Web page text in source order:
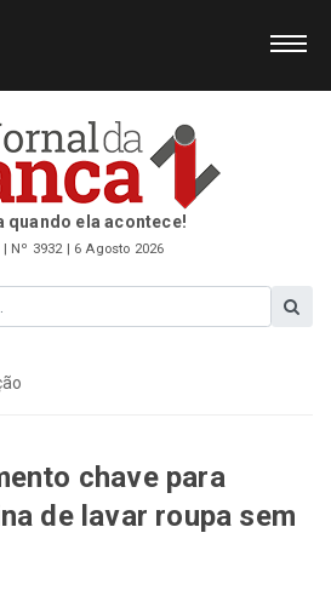
quando ela acontece!
Nº 3932 | 6 Agosto 2026
chave para
de lavar roupa sem